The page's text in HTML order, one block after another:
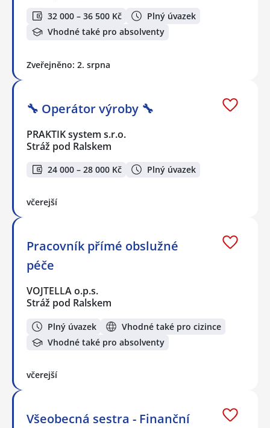
32 000 – 36 500 Kč
Plný úvazek
Vhodné také pro absolventy
Zveřejněno: 2. srpna
🔧 Operátor výroby 🔧
PRAKTIK system s.r.o.
Stráž pod Ralskem
24 000 – 28 000 Kč Plný úvazek
včerejší
Pracovník přímé obslužné
péče
VOJTELLA o.p.s.
Stráž pod Ralskem
Plný úvazek
Vhodné také pro cizince
Vhodné také pro absolventy
včerejší
Všeobecná sestra - Finanční